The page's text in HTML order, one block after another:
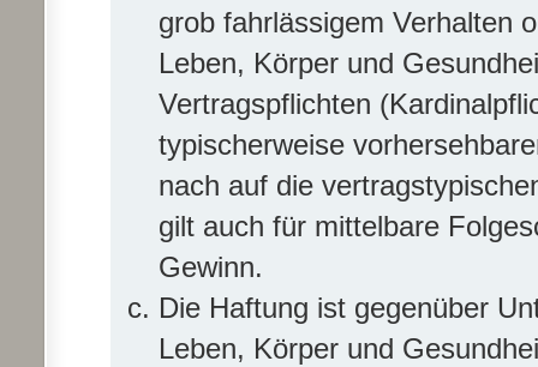
grob fahrlässigem Verhalten
Leben, Körper und
Vertragspflichten
typischerweise
nach auf die
gilt auch für mittelbare
Gewinn.
Die Haftung ist gegenüber
Leben, Körper und